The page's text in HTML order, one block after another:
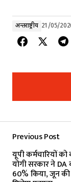
अन्तर्राष्ट्रीय 21/05/
Required
Previous Post
यूपी कर्मचारियों को
योगी सरकार ने DA
60% किया, जून